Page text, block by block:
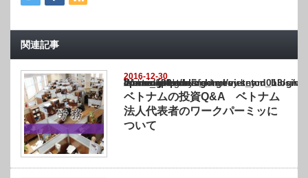
関連記事
2016-12-30
Warning
: Undefined array key "show_category" in
/home/netst/kuno-cpa.co.jp/public_html/vietnam_blog/wp-content/themes/
on line183
ベトナムの投資Q&A ベトナム
法人代表者のワークパーミッに
ついて